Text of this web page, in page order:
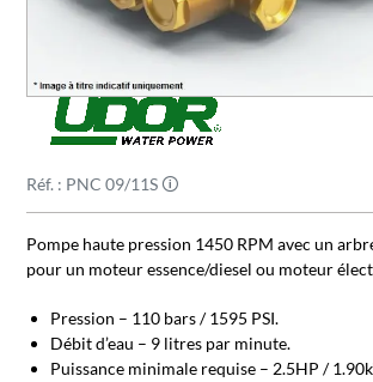
Réf. : PNC 09/11S 🛈
Pompe haute pression 1450 RPM avec un
pour un moteur essence/diesel ou moteur
Pression – 110 bars / 1595 PSI.
Débit d’eau – 9 litres par minute.
Puissance minimale requise – 2.5HP /